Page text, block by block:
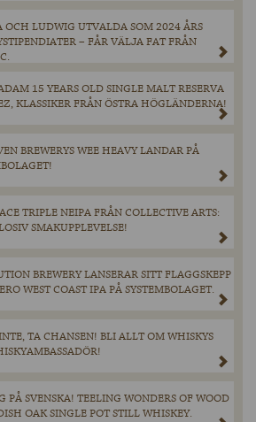
OCH LUDWIG UTVALDA SOM 2024 ÅRS
– FÅR VÄLJA FAT FRÅN
15 YEARS OLD SINGLE MALT RESERVA
KLASSIKER FRÅN ÖSTRA HÖGLÄNDERNA!
BREWERYS WEE HEAVY LANDAR PÅ
TRIPLE NEIPA FRÅN COLLECTIVE ARTS:
SMAKUPPLEVELSE!
BREWERY LANSERAR SITT FLAGGSKEPP
WEST COAST IPA PÅ SYSTEMBOLAGET.
TA CHANSEN! BLI ALLT OM WHISKYS
PÅ SVENSKA! TEELING WONDERS OF WOOD
OAK SINGLE POT STILL WHISKEY.